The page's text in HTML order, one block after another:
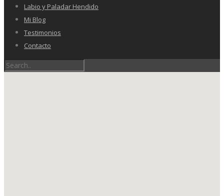
Labio y Paladar Hendido
Mi Blog
Testimonios
Contacto